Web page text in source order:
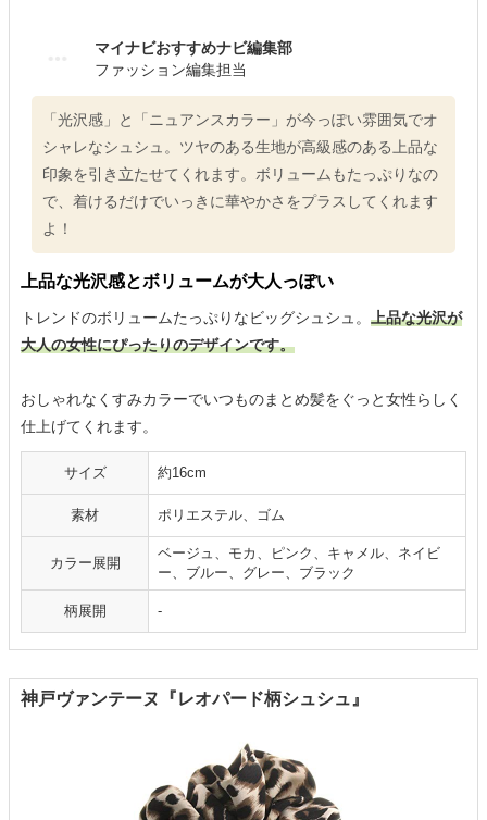
マイナビおすすめナビ編集部
ファッション編集担当
「光沢感」と「ニュアンスカラー」が今っぽい雰囲気でオ
シャレなシュシュ。ツヤのある生地が高級感のある上品な
印象を引き立たせてくれます。ボリュームもたっぷりなの
で、着けるだけでいっきに華やかさをプラスしてくれます
よ！
上品な光沢感とボリュームが大人っぽい
トレンドのボリュームたっぷりなビッグシュシュ。 上品な光沢が
大人の女性にぴったりのデザインです。
おしゃれなくすみカラーでいつものまとめ髪をぐっと女性らしく
仕上げてくれます。
サイズ 約16cm
素材 ポリエステル、ゴム
カラー展開
ベージュ、モカ、ピンク、キャメル、ネイビ
ー、ブルー、グレー、ブラック
柄展開 -
神戸ヴァンテーヌ『レオパード柄シュシュ』